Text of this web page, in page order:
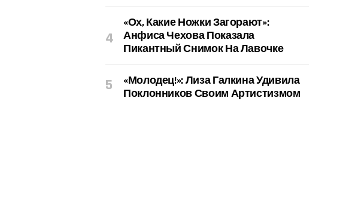
«Ох, Какие Ножки Загорают»:
Анфиса Чехова Показала
Пикантный Снимок На Лавочке
«Молодец!»: Лиза Галкина Удивила
Поклонников Своим Артистизмом